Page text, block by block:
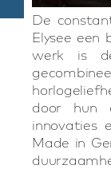
De
Elysee een
werk is
door hun
innovaties
Made in